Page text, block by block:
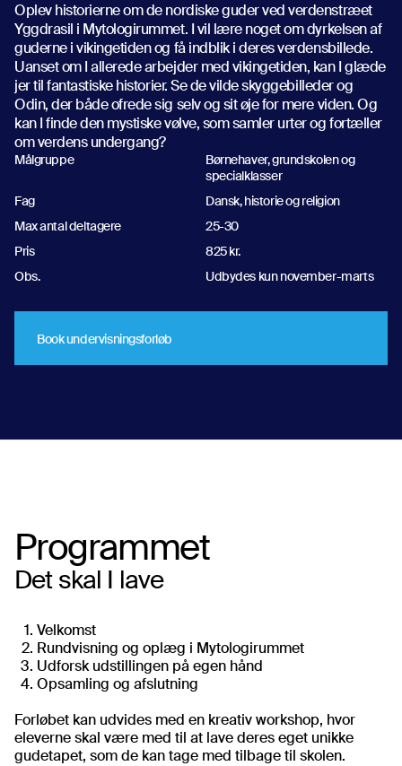
Målgruppe
Børnehaver, grundskolen og
specialklasser
Fag
Dansk, historie og religion
Max antal deltagere
25-30
Pris
825 kr.
Obs.
Udbydes kun november-marts
Book undervisningsforløb
Oplev historierne om de nordiske guder ved verdenstræet
Yggdrasil i Mytologirummet. I vil lære noget om dyrkelsen af
guderne i vikingetiden og få indblik i deres verdensbillede.
Uanset om I allerede arbejder med vikingetiden, kan I glæde
jer til fantastiske historier. Se de vilde skyggebilleder og
Odin, der både ofrede sig selv og sit øje for mere viden. Og
kan I finde den mystiske vølve, som samler urter og fortæller
om verdens undergang?
Programmet
Det skal I lave
Velkomst
Rundvisning og oplæg i Mytologirummet
Udforsk udstillingen på egen hånd
Opsamling og afslutning
Forløbet kan udvides med en kreativ workshop, hvor
eleverne skal være med til at lave deres eget unikke
gudetapet, som de kan tage med tilbage til skolen.